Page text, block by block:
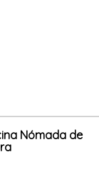
Nómada de